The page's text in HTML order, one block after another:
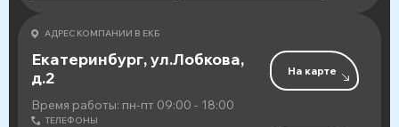
АДРЕС КОМПАНИИ В ЕКБ
Екатеринбург, ул.Лобкова,
д.2
Время работы: пн-пт 09:00 - 18:00
На карте
ТЕЛЕФОНЫ